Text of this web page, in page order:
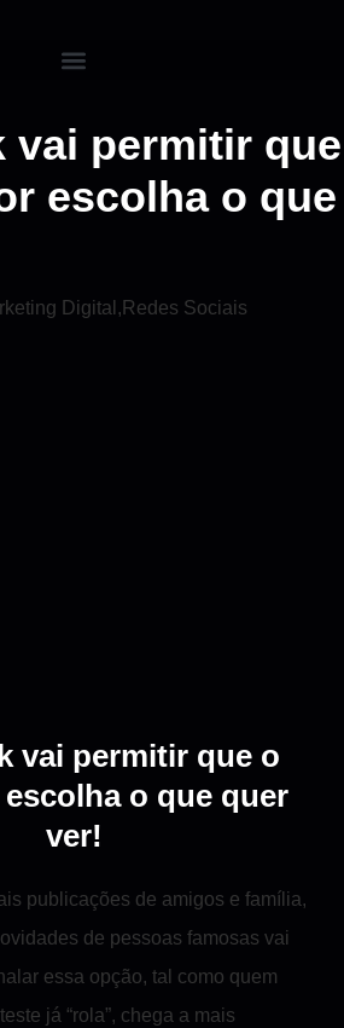
vai permitir que
escolha o que
Digital , Redes Sociais
vai permitir que o
o que quer
ver!
publicações de amigos e família,
de pessoas famosas vai
essa opção, tal como quem
já “rola”, chega a mais